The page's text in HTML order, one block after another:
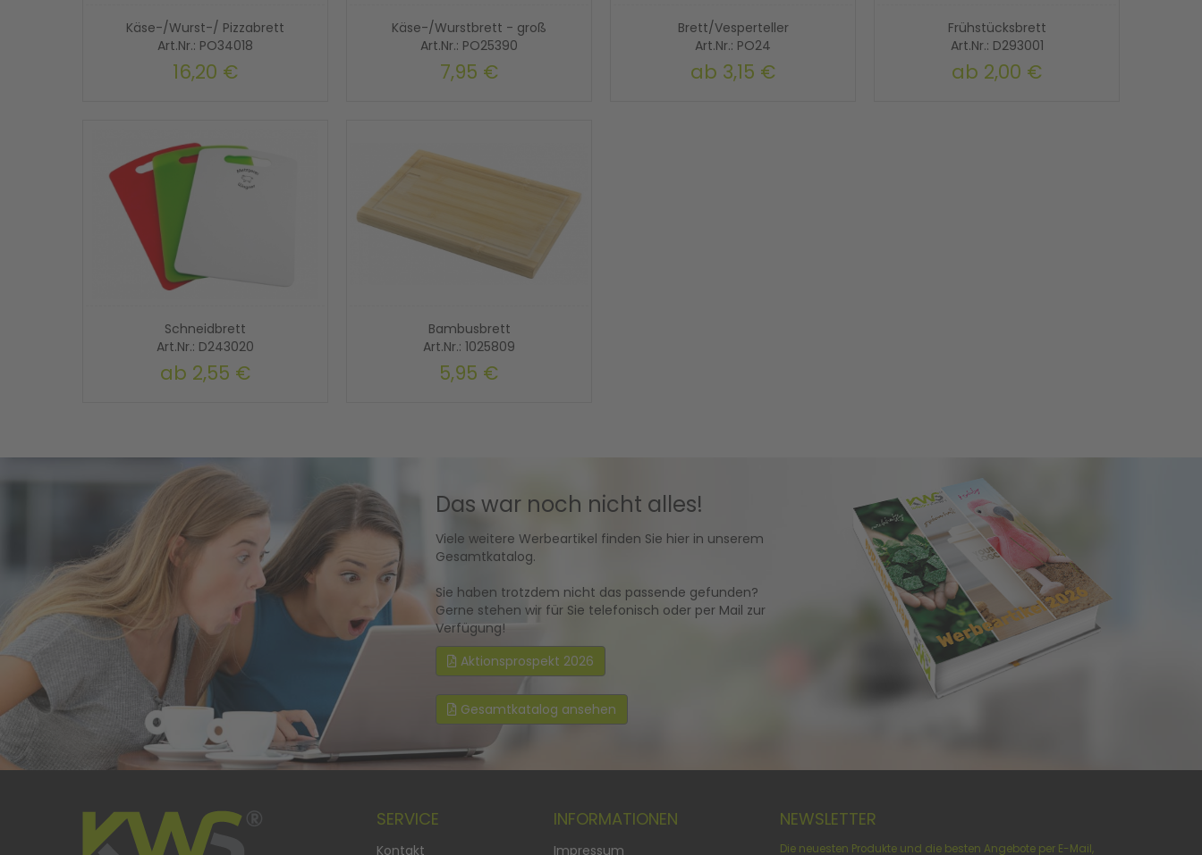
Käse-/Wurst-/ Pizzabrett
Art.Nr.: PO34018
16,20 €
Käse-/Wurstbrett - groß
Art.Nr.: PO25390
7,95 €
Brett/Vesperteller
Art.Nr.: PO24
ab 3,15 €
Frühstücksbrett
Art.Nr.: D293001
ab 2,00 €
Schneidbrett
Art.Nr.: D243020
ab 2,55 €
Bambusbrett
Art.Nr.: 1025809
5,95 €
Das war noch nicht alles!
Viele weitere Werbeartikel finden Sie hier in unserem
Gesamtkatalog.
Sie haben trotzdem nicht das passende gefunden?
Gerne stehen wir für Sie telefonisch oder per Mail zur
Verfügung!
Aktionsprospekt 2026
Gesamtkatalog ansehen
SERVICE
Kontakt
INFORMATIONEN
Impressum
NEWSLETTER
Die neuesten Produkte und die besten Angebote per E-Mail,